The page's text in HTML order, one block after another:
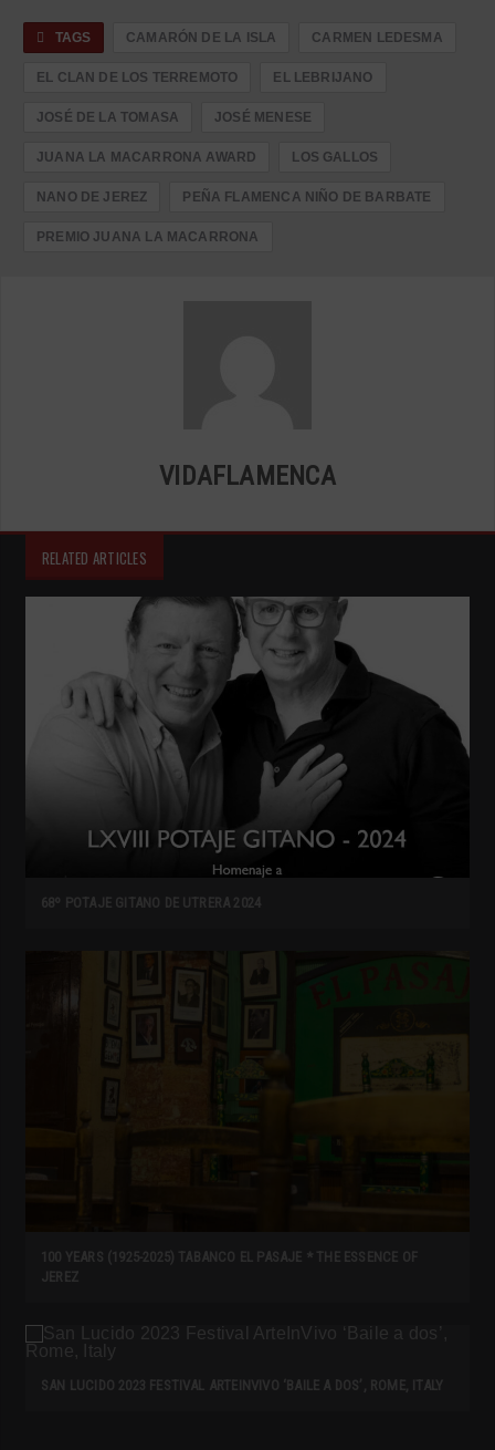
TAGS CAMARÓN DE LA ISLA CARMEN LEDESMA
EL CLAN DE LOS TERREMOTO EL LEBRIJANO
JOSÉ DE LA TOMASA JOSÉ MENESE
JUANA LA MACARRONA AWARD LOS GALLOS
NANO DE JEREZ PEÑA FLAMENCA NIÑO DE BARBATE
PREMIO JUANA LA MACARRONA
VIDAFLAMENCA
RELATED ARTICLES
68º POTAJE GITANO DE UTRERA 2024
100 YEARS (1925-2025) TABANCO EL PASAJE * THE ESSENCE OF
JEREZ
SAN LUCIDO 2023 FESTIVAL ARTEINVIVO ‘BAILE A DOS’, ROME, ITALY